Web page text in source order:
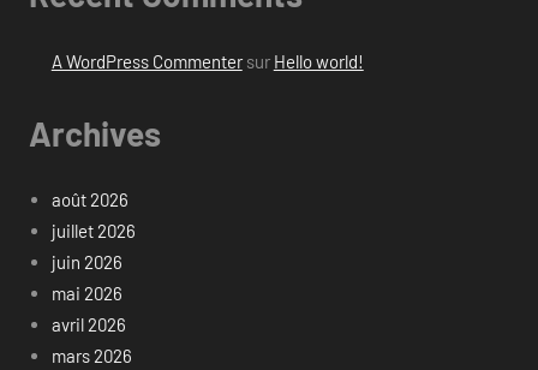
A WordPress Commentersur Hello world!
Archives
août 2026
juillet 2026
juin 2026
mai 2026
avril 2026
mars 2026